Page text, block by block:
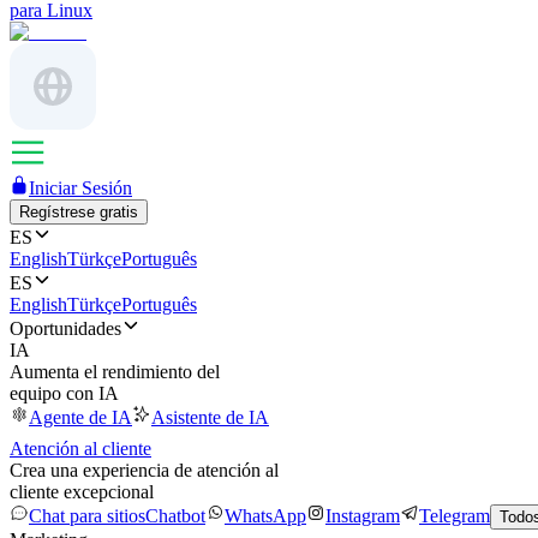
para Linux
Iniciar Sesión
Regístrese gratis
ES
EnglishTürkçePortuguês
ES
EnglishTürkçePortuguês
Oportunidades
IA
Aumenta el rendimiento del
equipo con IA
Agente de IA
Asistente de IA
Atención al cliente
Crea una experiencia de atención al
cliente excepcional
Chat para sitiosChatbot WhatsApp Instagram Telegram